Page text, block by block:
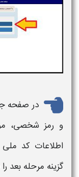
در صفحه
و رمز شخصی،
اطلاعات کد
گزینه مرحله بعد